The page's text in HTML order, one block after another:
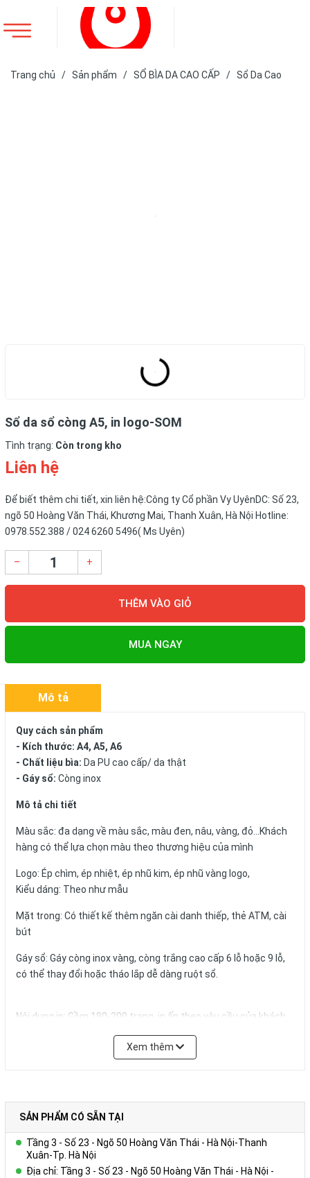
Trang chủ / Sản phẩm / SỔ BÌA DA CAO CẤP / Sổ Da Cao
Sổ da sổ còng A5, in logo-SOM
Tình trạng: Còn trong kho
Liên hệ
Để biết thêm chi tiết, xin liên hệ:Công ty Cổ phần Vy UyênDC: Số 23,
ngõ 50 Hoàng Văn Thái, Khương Mai, Thanh Xuân, Hà Nội Hotline:
0978.552.388 / 024 6260 5496( Ms Uyên)
– +
THÊM VÀO GIỎ
MUA NGAY
Mô tả
Quy cách sản phẩm
- Kích thước: A4, A5, A6
- Chất liệu bìa: Da PU cao cấp/ da thật
- Gáy sổ: Còng inox
Mô tả chi tiết
Màu sắc: đa dạng về màu sắc, màu đen, nâu, vàng, đỏ...Khách
hàng có thể lựa chọn màu theo thương hiệu của mình
Logo: Ép chìm, ép nhiệt, ép nhũ kim, ép nhũ vàng logo,
Kiểu dáng: Theo như mẫu
Mặt trong: Có thiết kế thêm ngăn cài danh thiếp, thẻ ATM, cài
bút
Gáy sổ: Gáy còng inox vàng, còng trắng cao cấp 6 lỗ hoặc 9 lỗ,
có thể thay đổi hoặc tháo lắp dễ dàng ruột sổ.
Nội dung in: Gồm 180-200 trang, in ấn theo yêu cầu của khách
Quy cách in thông thường:
trắng hoặc ngà vàng, có thể in logo, website,hotline tên tổ
+ Kích thước trang giấy in: 14.5x20.6cm
Xem thêm
SẢN PHẨM CÓ SẴN TẠI
Tầng 3 - Số 23 - Ngõ 50 Hoàng Văn Thái - Hà Nội-Thanh
Xuân-Tp. Hà Nội
Địa chỉ: Tầng 3 - Số 23 - Ngõ 50 Hoàng Văn Thái - Hà Nội -